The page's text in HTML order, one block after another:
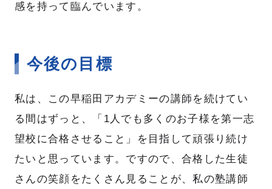
感を持って臨んでいます。
今後の目標
私は、この早稲田アカデミーの講師を続けてい
る間はずっと、「1人でも多くのお子様を第一志
望校に合格させること」を目指して頑張り続け
たいと思っています。ですので、合格した生徒
さんの笑顔をたくさん見ることが、私の塾講師